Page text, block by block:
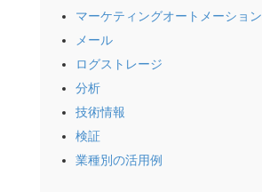
マーケティングオートメーション
メール
ログストレージ
分析
技術情報
検証
業種別の活用例